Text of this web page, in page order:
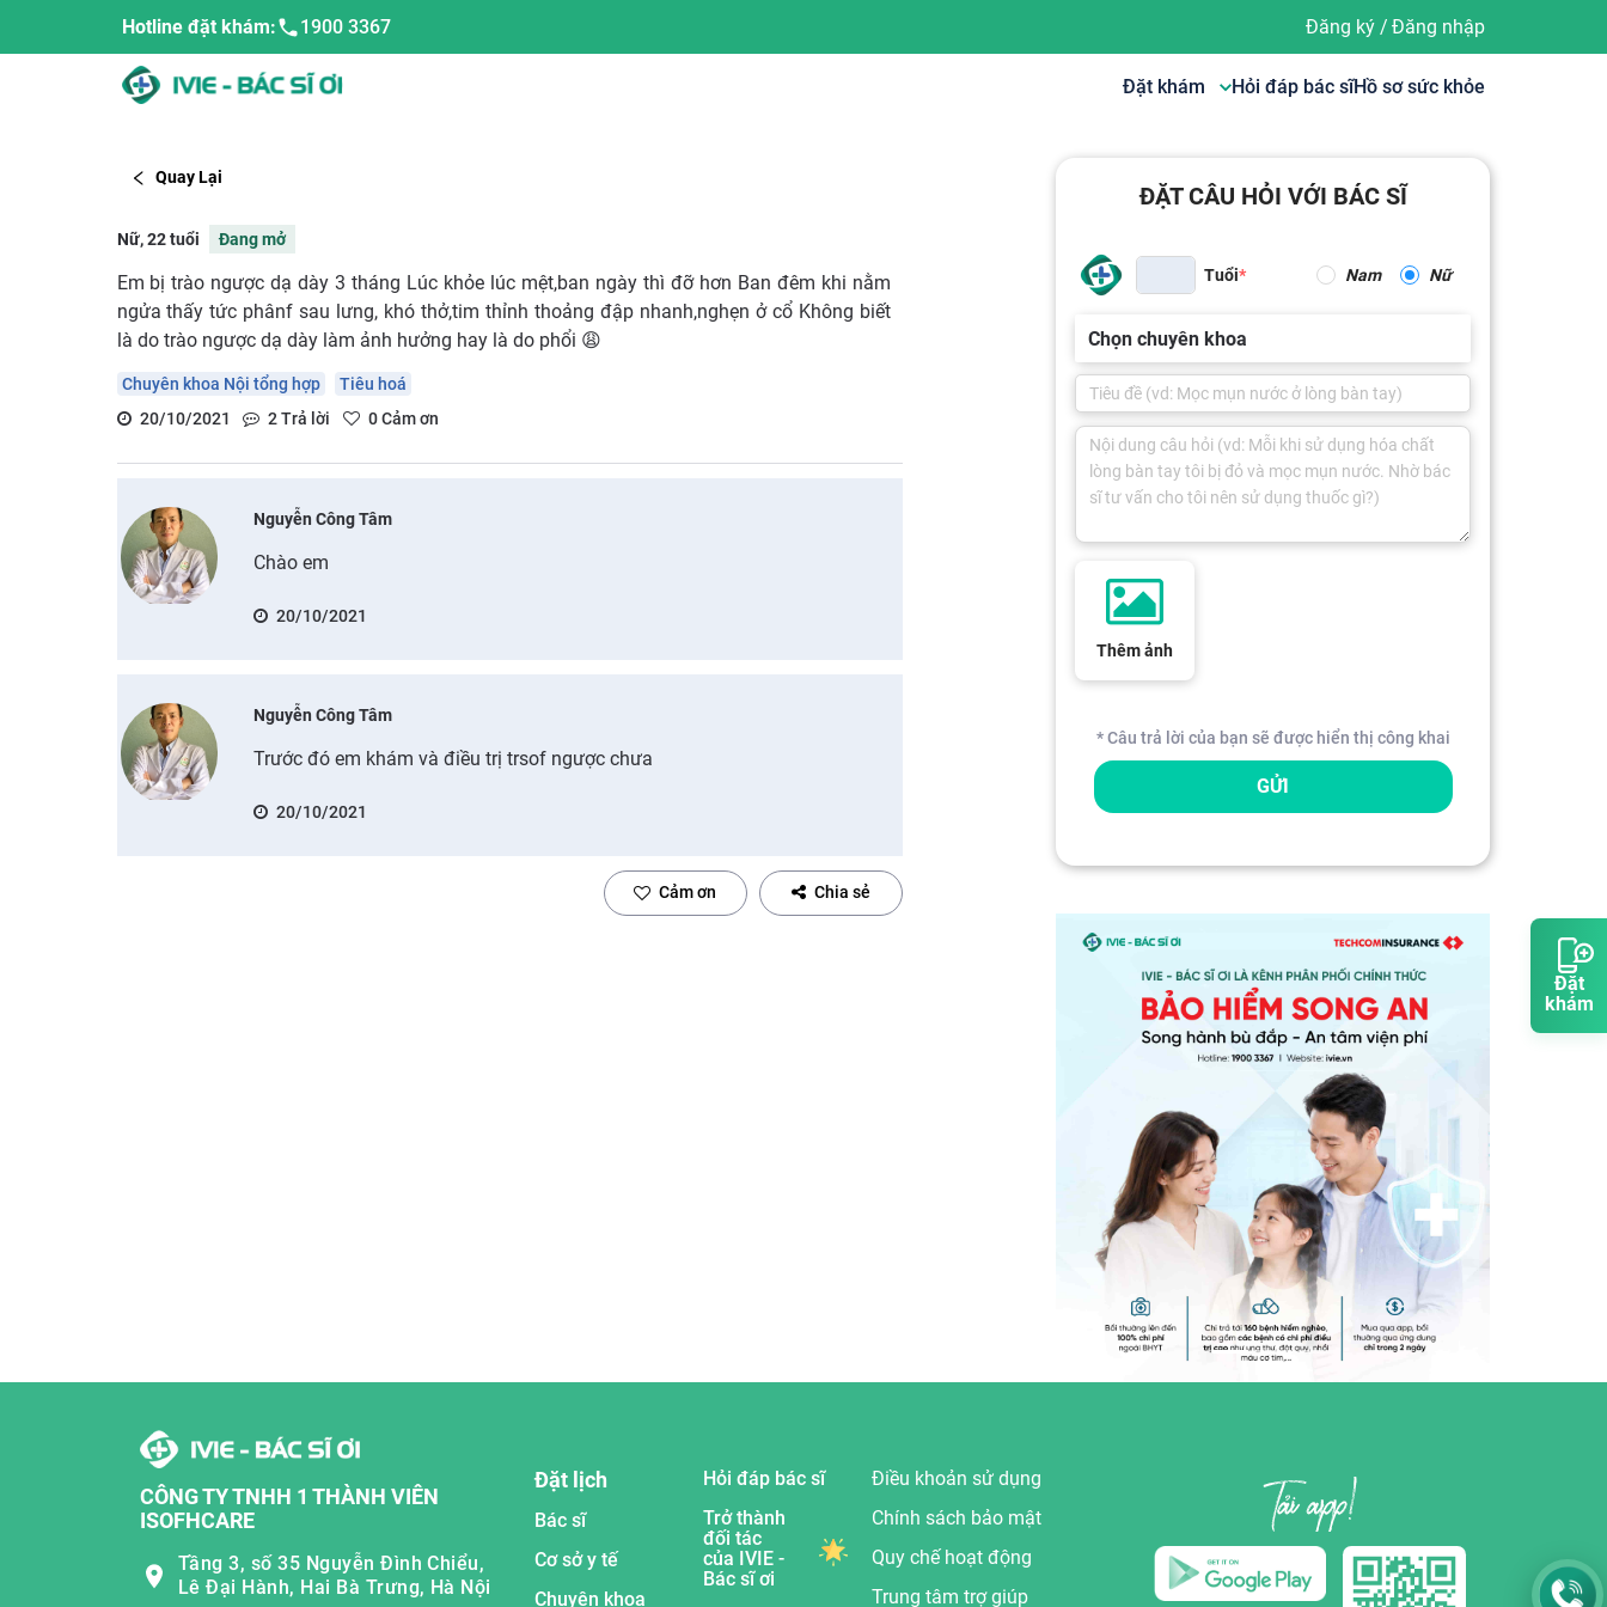
Đặt
khám
Hotline đặt khám: 1900 3367 Đăng ký/ Đăng nhập
Đặt khám Hỏi đáp bác sĩHồ sơ sức khỏe
Quay Lại
Nữ, 22 tuổi Đang mở
Em bị trào ngược dạ dày 3 tháng Lúc khỏe lúc mệt,ban ngày thì đỡ hơn Ban đêm khi nằm
ngửa thấy tức phânf sau lưng, khó thở,tim thỉnh thoảng đập nhanh,nghẹn ở cổ Không biết
là do trào ngược dạ dày làm ảnh hưởng hay là do phổi 😩
Chuyên khoa Nội tổng hợp
Tiêu hoá
20/10/2021
2Trả lời 0Cảm ơn
Nguyễn Công Tâm
Chào em
20/10/2021
Nguyễn Công Tâm
Trước đó em khám và điều trị trsof ngược chưa
20/10/2021
Cảm ơn Chia sẻ
ĐẶT CÂU HỎI VỚI BÁC SĨ
Tuổi Nam Nữ
Chọn chuyên khoa
Thêm ảnh
* Câu trả lời của bạn sẽ được hiển thị công khai
GỬI
CÔNG TY TNHH 1 THÀNH VIÊN
ISOFHCARE
Tầng 3, số 35 Nguyễn Đình Chiểu,
Lê Đại Hành, Hai Bà Trưng, Hà Nội
Đặt lịch
Bác sĩ
Cơ sở y tế
Chuyên khoa
Hỏi đáp bác sĩ
Trở thành
đối tác
của IVIE -
Bác sĩ ơi
Điều khoản sử dụng
Chính sách bảo mật
Quy chế hoạt động
Trung tâm trợ giúp